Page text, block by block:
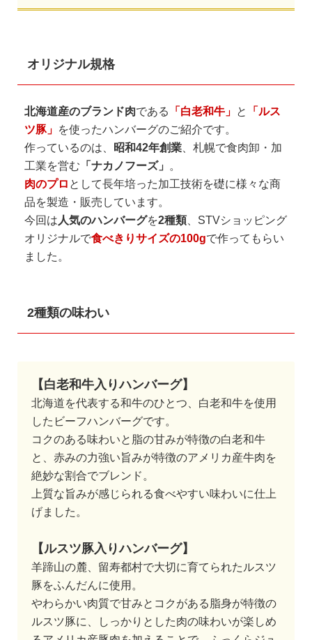
オリジナル規格
北海道産のブランド肉である 「白老和牛」 と
「ルス
ツ豚」 を使ったハンバーグのご紹介です。
作っているのは、
昭和42年創業 、札幌で食肉卸・加
工業を営む 「ナカノフーズ」
。
肉のプロ として長年培った加工技術を礎に様々な商
品を製造・販売しています。
今回は 人気のハンバーグを2種類、STVショッピング
オリジナルで食べきりサイズの100gで作ってもらい
ました。
2種類の味わい
【白老和牛入りハンバーグ】
北海道を代表する和牛のひとつ、白老和牛を使用
したビーフハンバーグです。
コクのある味わいと脂の甘みが特徴の白老和牛
と、赤みの力強い旨みが特徴のアメリカ産牛肉を
絶妙な割合でブレンド。
上質な旨みが感じられる食べやすい味わいに仕上
げました。
【ルスツ豚入りハンバーグ】
羊蹄山の麓、留寿都村で大切に育てられたルスツ
豚をふんだんに使用。
やわらかい肉質で甘みとコクがある脂身が特徴の
ルスツ豚に、しっかりとした肉の味わいが楽しめ